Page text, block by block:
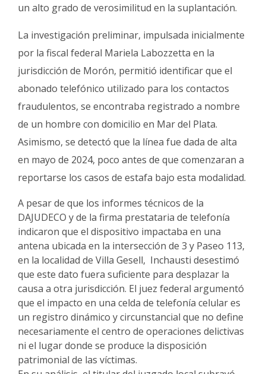
un alto grado de verosimilitud en la suplantación.
La investigación preliminar, impulsada inicialmente
por la fiscal federal Mariela Labozzetta en la
jurisdicción de Morón, permitió identificar que el
abonado telefónico utilizado para los contactos
fraudulentos, se encontraba registrado a nombre
de un hombre con domicilio en Mar del Plata.
Asimismo, se detectó que la línea fue dada de alta
en mayo de 2024, poco antes de que comenzaran a
reportarse los casos de estafa bajo esta modalidad.
A pesar de que los informes técnicos de la
DAJUDECO y de la firma prestataria de telefonía
indicaron que el dispositivo impactaba en una
antena ubicada en la intersección de 3 y Paseo 113,
en la localidad de Villa Gesell, Inchausti desestimó
que este dato fuera suficiente para desplazar la
causa a otra jurisdicción. El juez federal argumentó
que el impacto en una celda de telefonía celular es
un registro dinámico y circunstancial que no define
necesariamente el centro de operaciones delictivas
ni el lugar donde se produce la disposición
patrimonial de las víctimas.